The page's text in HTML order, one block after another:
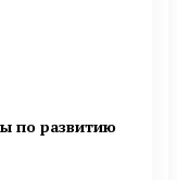
по развитию